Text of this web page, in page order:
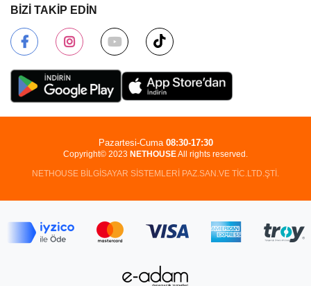
BİZİ TAKİP EDİN
Copyright© 2023 NETHOUSEAll rights reserved.
NETHOUSE BİLGİSAYAR SİSTEMLERİ PAZ.SAN.VE TİC.LTD.ŞTİ.
Pazartesi-Cuma 08:30-17:30